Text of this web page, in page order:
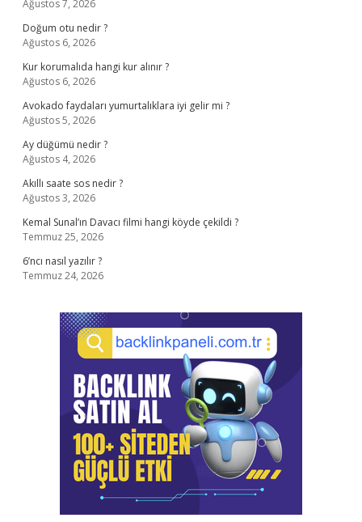
Ağustos 7, 2026
Doğum otu nedir ?
Ağustos 6, 2026
Kur korumalıda hangi kur alınır ?
Ağustos 6, 2026
Avokado faydaları yumurtalıklara iyi gelir mi ?
Ağustos 5, 2026
Ay düğümü nedir ?
Ağustos 4, 2026
Akıllı saate sos nedir ?
Ağustos 3, 2026
Kemal Sunal’ın Davacı filmi hangi köyde çekildi ?
Temmuz 25, 2026
6’ncı nasıl yazılır ?
Temmuz 24, 2026